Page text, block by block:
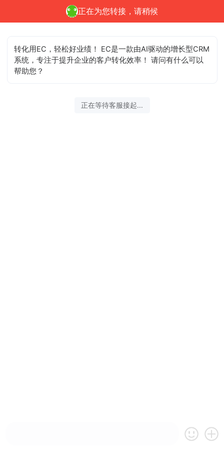
正在为您转接，请稍候
转化用EC，轻松好业绩！ EC是一款由AI驱动的增长型CRM
系统，专注于提升企业的客户转化效率！ 请问有什么可以
帮助您？
正在等待客服接起...